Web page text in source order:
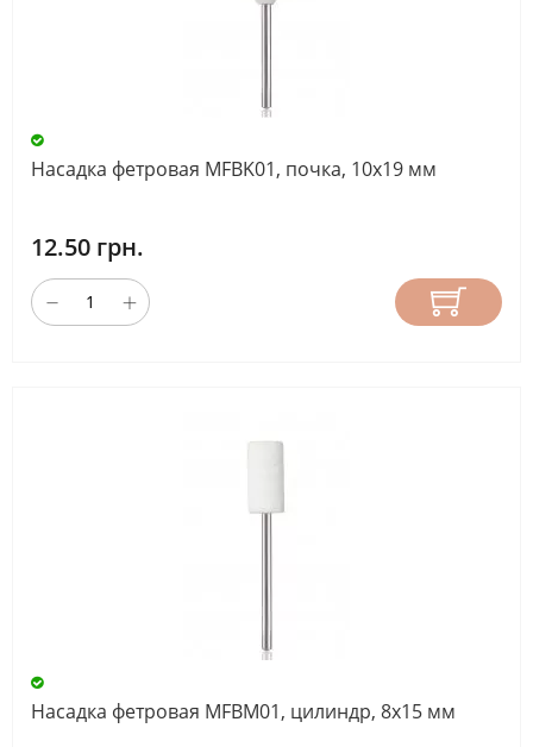
Насадка фетровая MFBK01, почка, 10х19 мм
12.50 грн.
Насадка фетровая MFBM01, цилиндр, 8х15 мм